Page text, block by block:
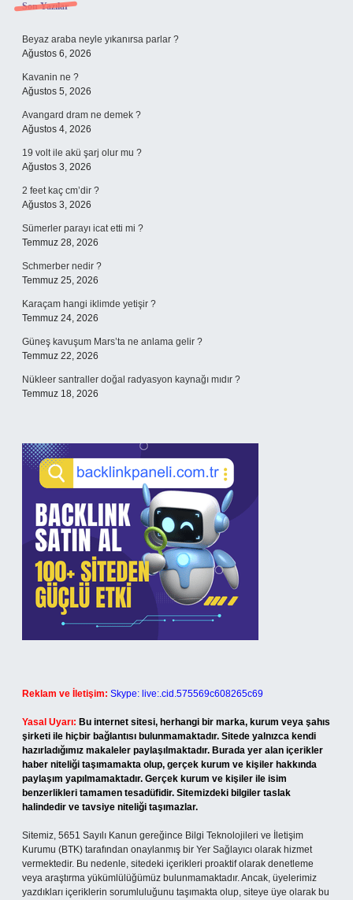
Sidebar
Son Yazılar
Beyaz araba neyle yıkanırsa parlar ?
Ağustos 6, 2026
Kavanin ne ?
Ağustos 5, 2026
Avangard dram ne demek ?
Ağustos 4, 2026
19 volt ile akü şarj olur mu ?
Ağustos 3, 2026
2 feet kaç cm’dir ?
Ağustos 3, 2026
Sümerler parayı icat etti mi ?
Temmuz 28, 2026
Schmerber nedir ?
Temmuz 25, 2026
Karaçam hangi iklimde yetişir ?
Temmuz 24, 2026
Güneş kavuşum Mars’ta ne anlama gelir ?
Temmuz 22, 2026
Nükleer santraller doğal radyasyon kaynağı mıdır ?
Temmuz 18, 2026
Reklam ve İletişim: Skype: live:.cid.575569c608265c69
Yasal Uyarı: Bu internet sitesi, herhangi bir marka, kurum veya şahıs
şirketi ile hiçbir bağlantısı bulunmamaktadır. Sitede yalnızca kendi
hazırladığımız makaleler paylaşılmaktadır. Burada yer alan içerikler
haber niteliği taşımamakta olup, gerçek kurum ve kişiler hakkında
paylaşım yapılmamaktadır. Gerçek kurum ve kişiler ile isim
benzerlikleri tamamen tesadüfidir. Sitemizdeki bilgiler taslak
halindedir ve tavsiye niteliği taşımazlar.
Sitemiz, 5651 Sayılı Kanun gereğince Bilgi Teknolojileri ve İletişim
Kurumu (BTK) tarafından onaylanmış bir Yer Sağlayıcı olarak hizmet
vermektedir. Bu nedenle, sitedeki içerikleri proaktif olarak denetleme
veya araştırma yükümlülüğümüz bulunmamaktadır. Ancak, üyelerimiz
yazdıkları içeriklerin sorumluluğunu taşımakta olup, siteye üye olarak bu